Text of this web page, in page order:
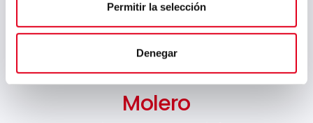
Permitir la selección
Denegar
Iñigo
Molero